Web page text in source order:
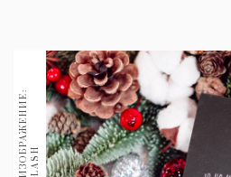
Книги 1188
30+ 1970
Гурме 1710